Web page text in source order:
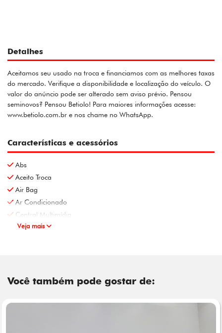
Detalhes
Aceitamos seu usado na troca e financiamos com as melhores taxas
do mercado. Verifique a disponibilidade e localização do veículo. O
valor do anúncio pode ser alterado sem aviso prévio. Pensou
seminovos? Pensou Betiolo! Para maiores informações acesse:
www.betiolo.com.br e nos chame no WhatsApp.
Características e acessórios
Abs
Aceito Troca
Air Bag
Ar Condicionado
Central Multimídia
Veja mais
Você também pode gostar de: